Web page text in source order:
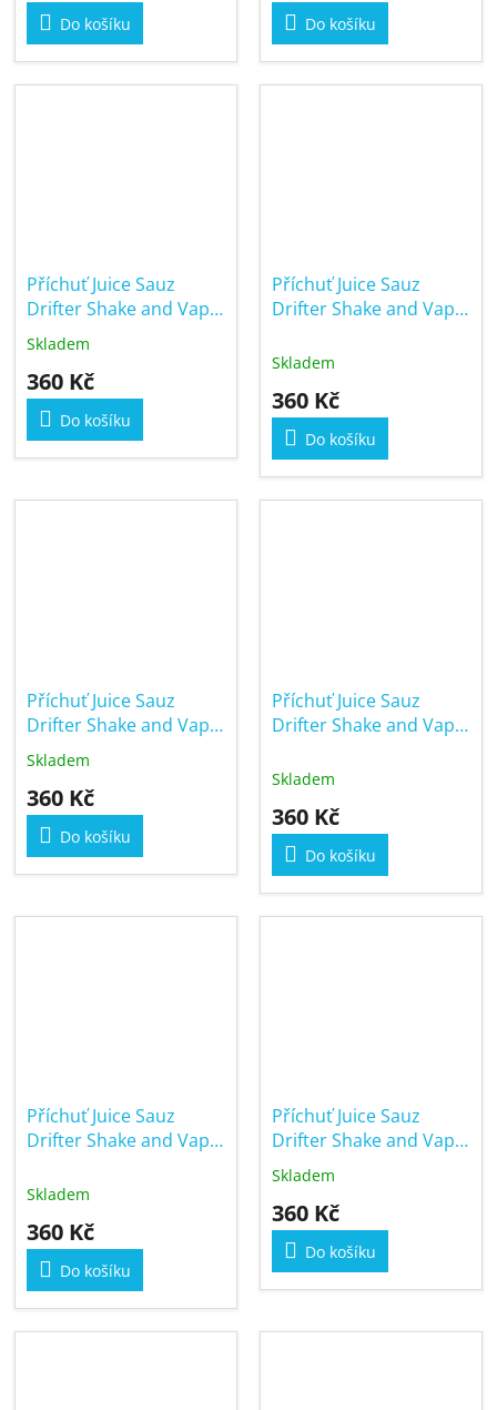
Do košíku Do košíku
Příchuť Juice Sauz
Drifter Shake and Vape
16/60ml Citrus Mint
Průměrné
produktu
5,0
Skladem
360 Kč
Do košíku
Příchuť Juice Sauz
Drifter Shake and Vape
Tobacco
Skladem
360 Kč
Do košíku
Příchuť Juice Sauz
Drifter Shake and Vape
16/60ml Forest
Blueberry
Průměrné
produktu
5,0
Skladem
360 Kč
Do košíku
Příchuť Juice Sauz
Drifter Shake and Vape
Skladem
360 Kč
Do košíku
Příchuť Juice Sauz
Drifter Shake and Vape
Passionfruit Guava Ice
Skladem
360 Kč
Do košíku
Příchuť Juice Sauz
Drifter Shake and Vape
16/60ml Lemon and
Blue Raspberry
Průměrné
produktu
5,0
Skladem
360 Kč
Do košíku